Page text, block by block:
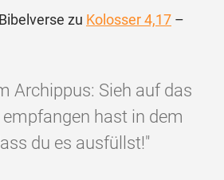
zu Kolosser 4,17 –
Archippus: Sieh auf das
hast in dem
du es ausfüllst!"